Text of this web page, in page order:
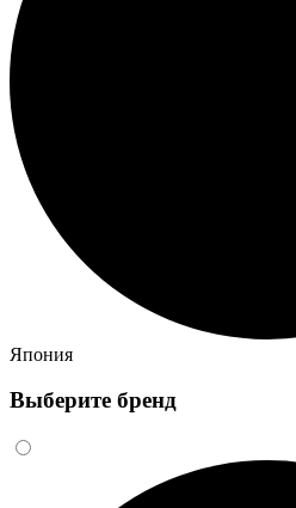
Япония
Выберите бренд